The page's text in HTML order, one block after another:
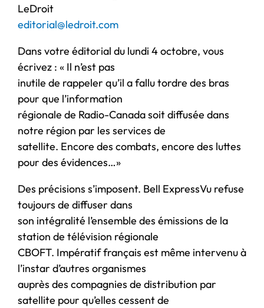
LeDroit
editorial@ledroit.com
Dans votre éditorial du lundi 4 octobre, vous
écrivez : « Il n’est pas
inutile de rappeler qu’il a fallu tordre des bras
pour que l’information
régionale de Radio-Canada soit diffusée dans
notre région par les services de
satellite. Encore des combats, encore des luttes
pour des évidences…»
Des précisions s’imposent. Bell ExpressVu refuse
toujours de diffuser dans
son intégralité l’ensemble des émissions de la
station de télévision régionale
CBOFT. Impératif français est même intervenu à
l’instar d’autres organismes
auprès des compagnies de distribution par
satellite pour qu’elles cessent de